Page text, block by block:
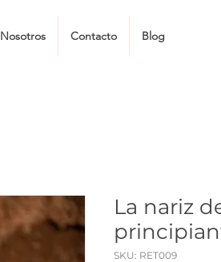
Nosotros Contacto Blog
La nariz
SKU: RET009